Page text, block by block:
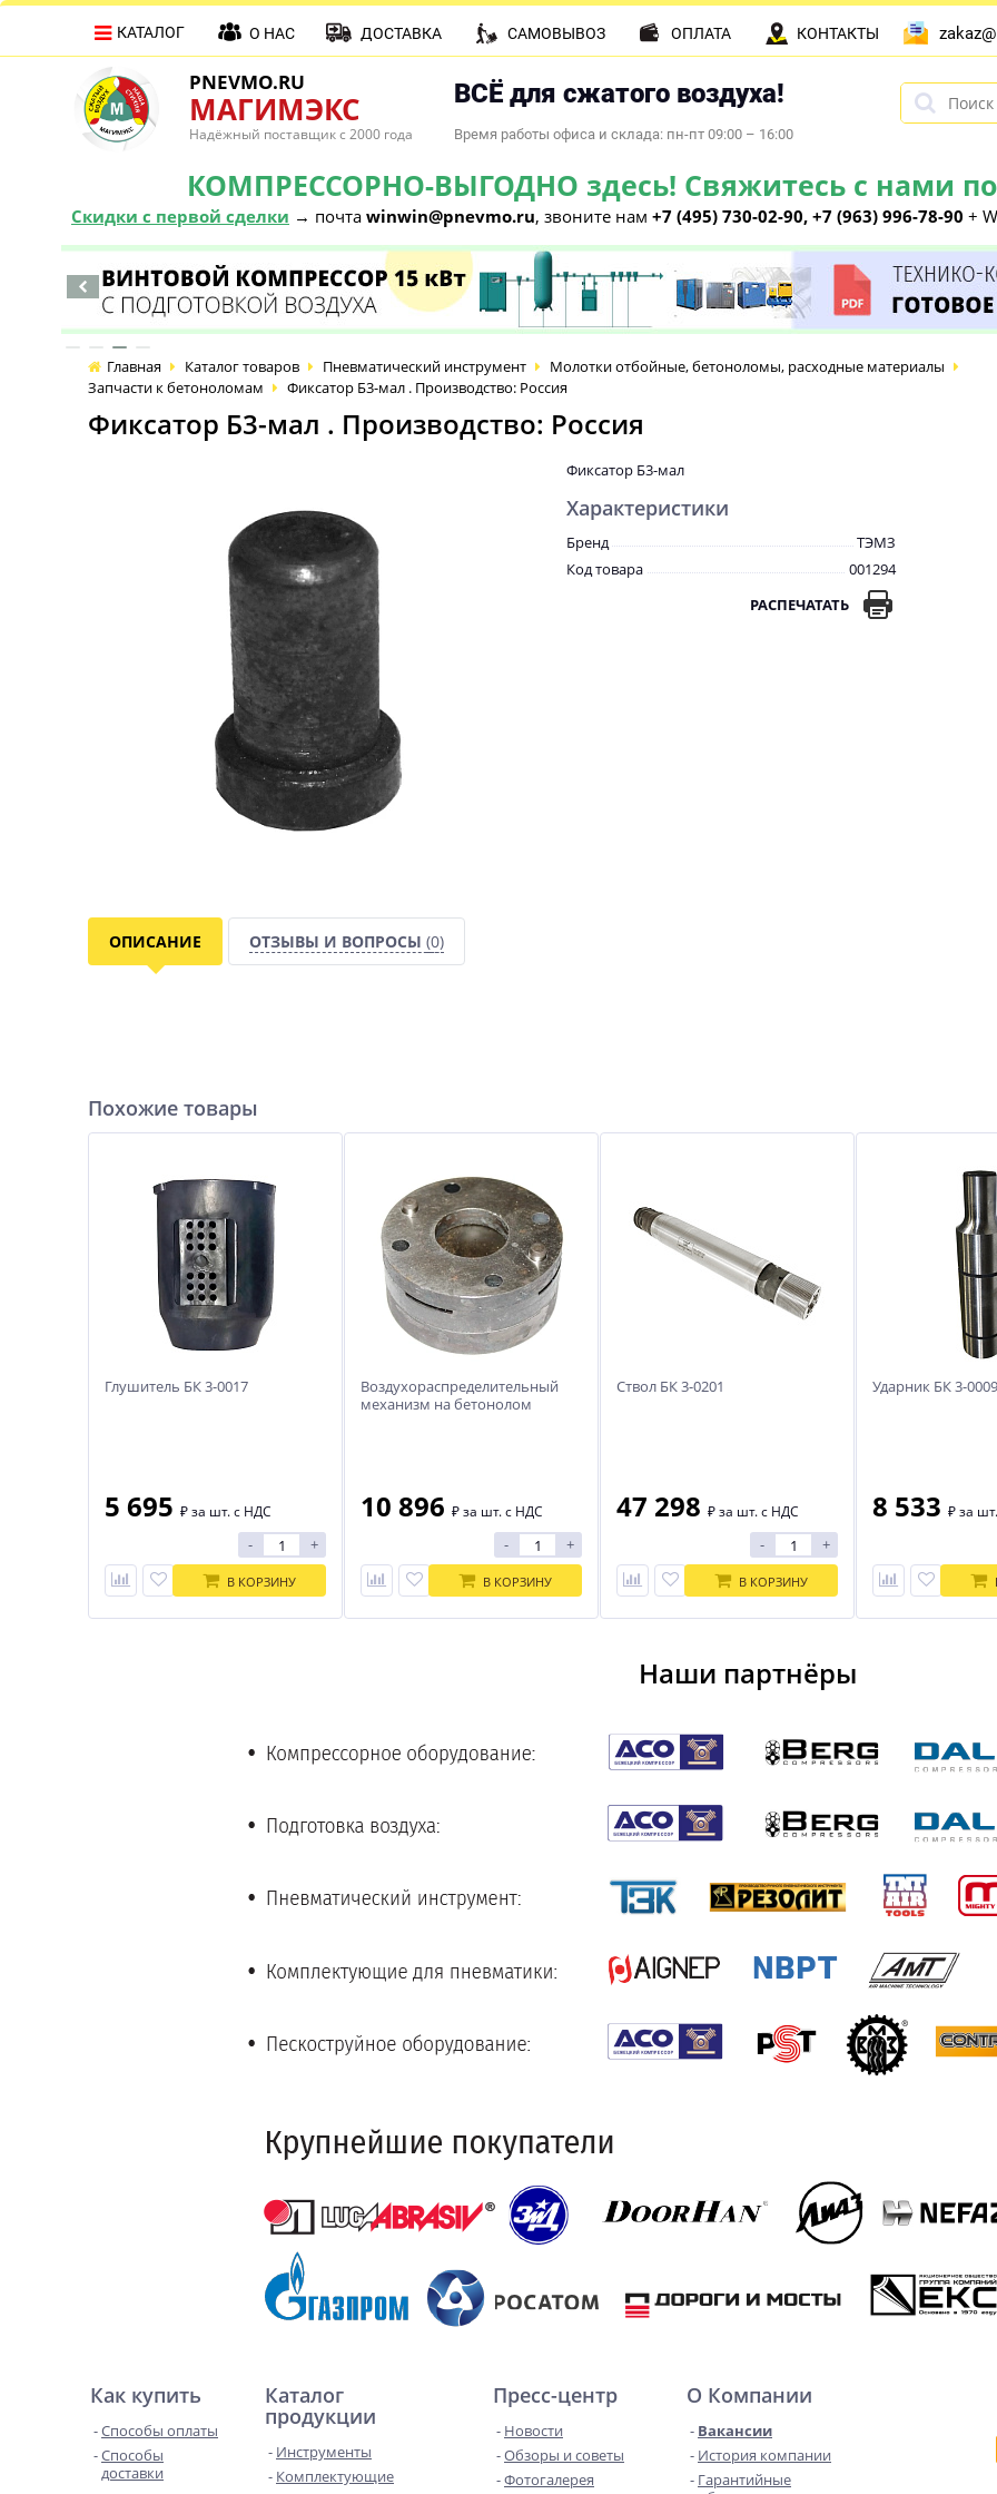
PNEVMO.RU
МАГИМЭКС
Надёжный поставщик с 2000 года
ВСЁ для сжатого воздуха!
Время работы офиса и склада: пн-пт 09:00 – 16:00
КОМПРЕССОРНО-ВЫГОДНО здесь! Свяжитесь с нами по
Скидки с первой сделки → почта winwin@pnevmo.ru, звоните нам +7 (495) 730-02-90, +7 (963) 996-78-90 +
КАТАЛОГ О НАС ДОСТАВКА САМОВЫВОЗ ОПЛАТА КОНТАКТЫ
Главная Каталог товаров Пневматический инструмент
Молотки отбойные, бетоноломы, расходные материалы
Запчасти к бетоноломам
Фиксатор Б3-мал . Производство: Россия
Фиксатор Б3-мал . Производство: Россия
Фиксатор Б3-мал
Характеристики
Бренд
ТЭМЗ
Код товара
001294
РАСПЕЧАТАТЬ
ОПИСАНИЕ ОТЗЫВЫ И ВОПРОСЫ (0)
Похожие товары
Ударник БК 3-0009
8 533 ₽за
Ствол БК 3-0201
47 298 ₽за шт. с НДС
- +
В КОРЗИНУ
Воздухораспределительный
механизм на бетонолом
10 896 ₽за шт. с НДС
- +
В КОРЗИНУ
Глушитель БК 3-0017
5 695 ₽за шт. с НДС
- +
В КОРЗИНУ
Наши партнёры
Как купить
Способы оплаты
Способы
доставки
Каталог
продукции
Инструменты
Комплектующие
Пресс-центр
Новости
Обзоры и советы
Фотогалерея
О Компании
Вакансии
История компании
Гарантийные